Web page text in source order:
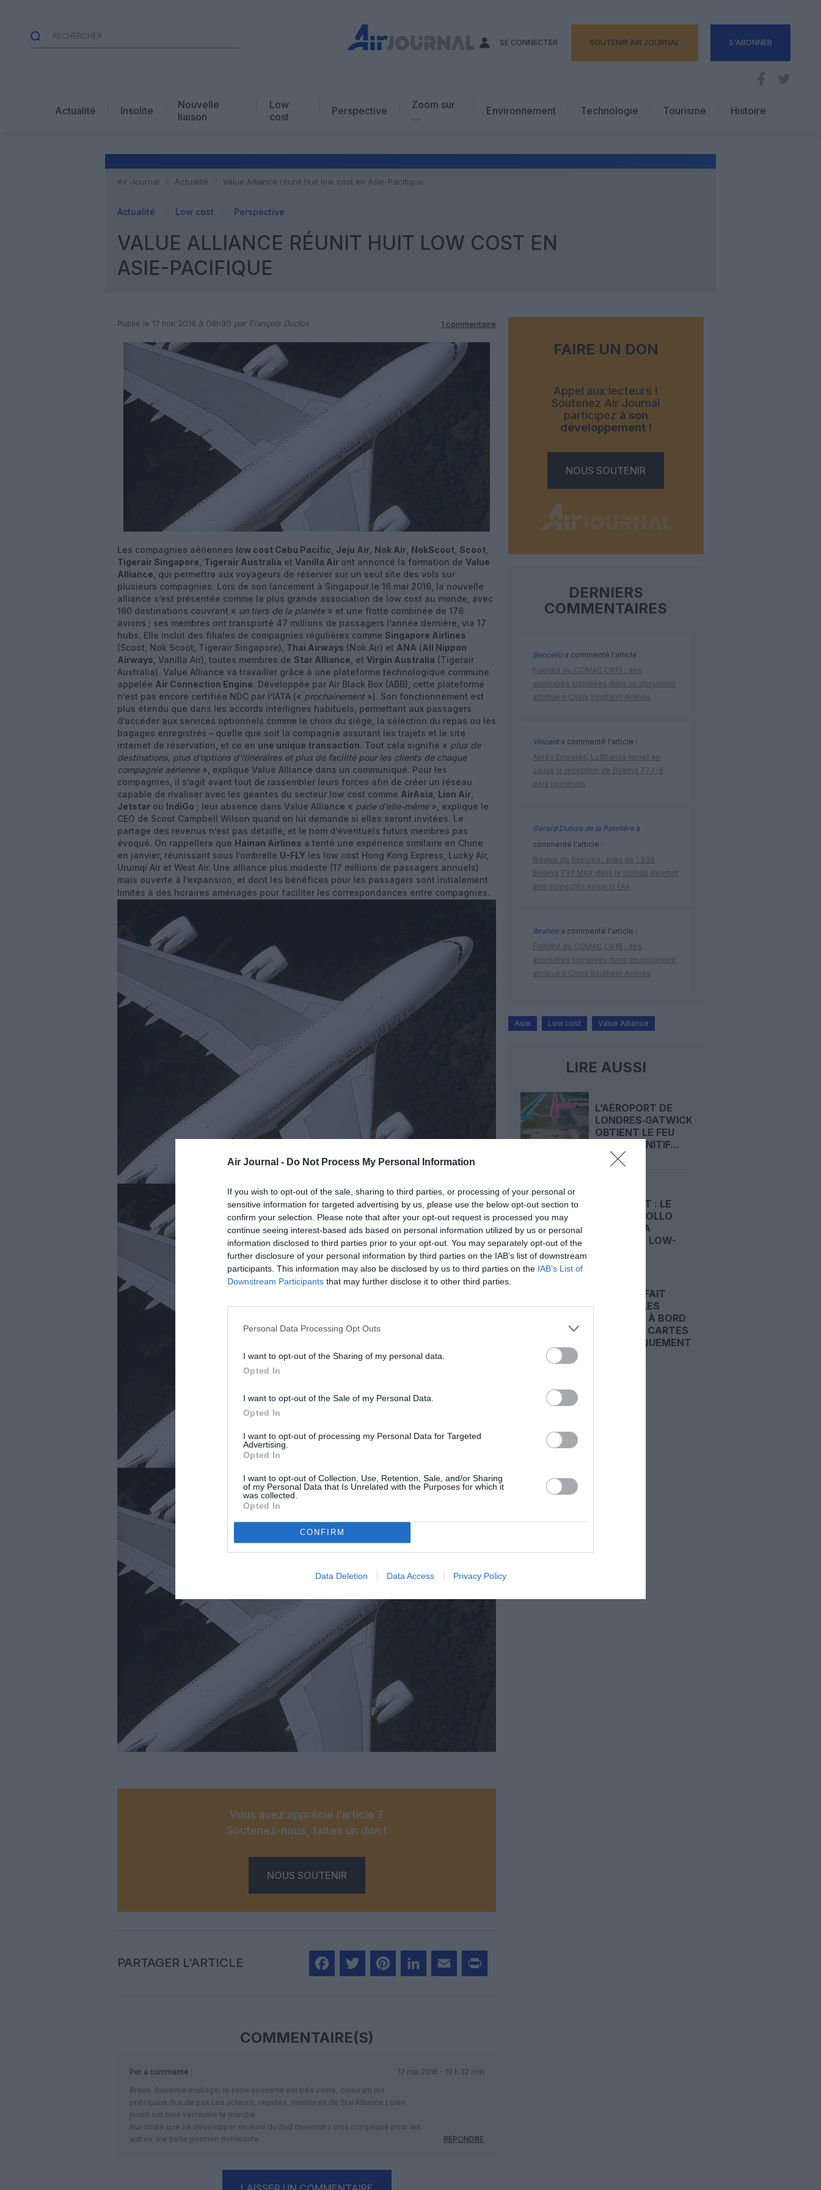
Air Journal - Do Not Process My Personal Information
If you wish to opt-out of the sale, sharing to third parties, or processing of your personal or
sensitive information for targeted advertising by us, please use the below opt-out section to
confirm your selection. Please note that after your opt-out request is processed you may
continue seeing interest-based ads based on personal information utilized by us or personal
information disclosed to third parties prior to your opt-out. You may separately opt-out of the
further disclosure of your personal information by third parties on the IAB’s list of downstream
participants. This information may also be disclosed by us to third parties on the IAB’s List of
Downstream Participants that may further disclose it to other third parties.
Personal Data Processing Opt Outs
I want to opt-out of the Sharing of my personal data.
Opted In
I want to opt-out of the Sale of my Personal Data.
Opted In
I want to opt-out of processing my Personal Data for Targeted
Advertising.
Opted In
I want to opt-out of Collection, Use, Retention, Sale, and/or Sharing
of my Personal Data that Is Unrelated with the Purposes for which it
was collected.
Opted In
CONFIRM
Data Deletion Data Access Privacy Policy
SE CONNECTER SOUTENIR AIR JOURNAL S'ABONNER
Actualité Insolite
Nouvelle
liaison
Low
cost
Perspective
Zoom sur
…
Avis d’expert
Environnement Technologie
Tourisme
Hôtellerie
Histoire
Air Journal Actualité Value Alliance réunit huit low cost en Asie-Pacifique
Actualité Low cost Perspective
VALUE ALLIANCE RÉUNIT HUIT LOW COST EN
ASIE-PACIFIQUE
Publié le 17 mai 2016 à 08h30 par François Duclos 1 commentaire
Les compagnies aériennes low cost Cebu Pacific, Jeju Air Nok Air NokScoot Scoot
Tigerair Singapore Tigerair Australia et Vanilla Air ont annoncé la formation de Value
Alliance , qui permettra aux voyageurs de réserver sur un seul site des vols sur
plusieurs compagnies. Lors de son lancement à Singapour le 16 mai 2016, la nouvelle
alliance s’est présentée comme la plus grande association de low cost au monde, avec
160 destinations couvrant « un tiers de la planète» et une flotte combinée de 176
avions ; ses membres ont transporté 47 millions de passagers l’année dernière, via 17
hubs. Elle inclut des filiales de compagnies régulières comme Singapore Airlines
(Scoot, Nok Scoot, Tigerair Singapore), Thai Airways (Nok Air) et ANA (All Nippon
Airways , Vanilla Air), toutes membres de Star Alliance , et Virgin Australia (Tigerair
Australia). Value Alliance va travailler grâce à une plateforme technologique commune
appelée Air Connection Engine. Développée par Air Black Box (ABB), cette plateforme
n’est pas encore certifiée NDC par l’IATA (« prochainement»). Son fonctionnement est
plus étendu que dans les accords interlignes habituels, permettant aux passagers
d’accéder aux services optionnels comme le choix du siège, la sélection du repas ou les
bagages enregistrés – quelle que soit la compagnie assurant les trajets et le site
internet de réservation, et ce en une unique transaction. Tout cela signifie « plus de
destinations, plus d’options d’itinéraires et plus de facilité pour les clients de chaque
compagnie aérienne», explique Value Alliance dans un communiqué. Pour les
compagnies, il s’agit avant tout de rassembler leurs forces afin de créer un réseau
capable de rivaliser avec les géantes du secteur low cost comme AirAsia Lion Air
Jetstar ou IndiGo ; leur absence dans Value Alliance « parle d’elle-même», explique le
CEO de Scoot Campbell Wilson quand on lui demande si elles seront invitées. Le
partage des revenus n’est pas détaillé, et le nom d’éventuels futurs membres pas
évoqué. On rappellera que Hainan Airlines a tenté une expérience similaire en Chine
en janvier, réunissant sous l’ombrelle U-FLY les low cost Hong Kong Express, Lucky Air,
Urumqi Air et West Air. Une alliance plus modeste (17 millions de passagers annuels)
mais ouverte à l’expansion, et dont les bénéfices pour les passagers sont initialement
limités à des horaires aménagés pour faciliter les correspondances entre compagnies.
Vous avez apprécié l’article ?
Soutenez-nous, faites un don !
NOUS SOUTENIR
PARTAGER L'ARTICLE
COMMENTAIRE(S)
Pet a commenté :
17 mai 2016 - 19 h 32 min
Bravo. Superbe maillage, la zone couverte est très vaste, couvrant les
principaux flux de pax.Les acteurs, réputés, membres de StarAlliance ( bien
joué!) ont bien verrouillé le marché.
Nul doute que se développer en Asie du Sud deviendra plus compliqué pour les
autres. Ine belle position dominante.
RÉPONDRE
FAIRE UN DON
Appel aux lecteurs !
Soutenez Air Journal
participez à son
développement !
NOUS SOUTENIR
DERNIERS
COMMENTAIRES
Bencelloa commenté l'article :
Fiabilité du COMAC C919 : des
anomalies signalées dans un document
attribué à China Southern Airlines
Vincenta commenté l'article :
Après Emirates, Lufthansa remet en
cause la réception de Boeing 777-9
déjà construits
Gérard Dubois de la Patelièrea
commenté l'article :
Risque de fissures : près de 1 500
Boeing 737 MAX dans le monde devront
être inspectés selon la FAA
Ibrahim a commenté l'article :
Fiabilité du COMAC C919 : des
anomalies signalées dans un document
attribué à China Southern Airlines
Asie Low cost Value Alliance
LIRE AUSSI
L’AÉROPORT DE
LONDRES‑GATWICK
OBTIENT LE FEU
VERT DÉFINITIF...
D’EASYJET : LE
FONDS APOLLO
S’OFFRE LA
DEUXIÈME LOW-
EASYJET FAIT
MONTER LES
DOUDOUS À BORD
AVEC DES CARTES
D’EMBARQUEMENT...